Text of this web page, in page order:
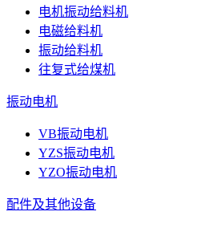
电机振动给料机
电磁给料机
振动给料机
往复式给煤机
振动电机
VB振动电机
YZS振动电机
YZO振动电机
配件及其他设备